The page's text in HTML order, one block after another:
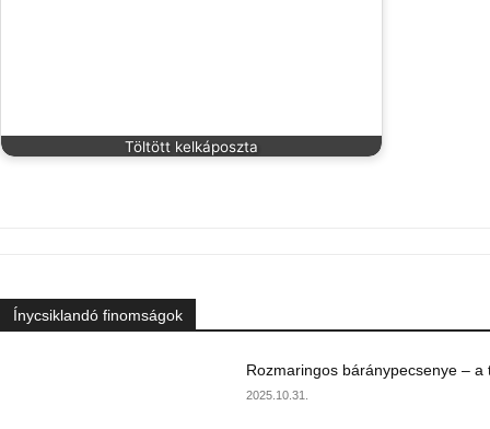
Töltött kelkáposzta
Ínycsiklandó finomságok
Rozmaringos báránypecsenye – a
2025.10.31.